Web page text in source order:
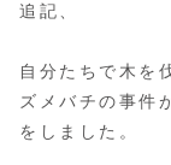
追記、
自分たちで木を
ズメバチの事件
をしました。